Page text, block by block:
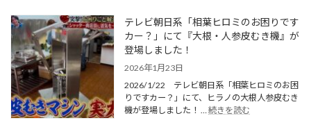
テレビ朝日系「相葉ヒロミのお困りです
カー？」にて『大根・人参皮むき機』が
登場しました！
2026年1月23日
2026/1/22 テレビ朝日系「相葉ヒロミのお困
りですカー？」にて、ヒラノの大根人参皮むき
機が登場しました！ … 続きを読む